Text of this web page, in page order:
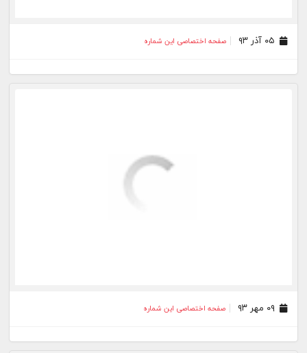
صفحه اختصاصی این شماره
۰۹ مهر ۹۳ صفحه اختصاصی این شماره